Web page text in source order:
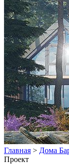
Главная > Дома
Проект